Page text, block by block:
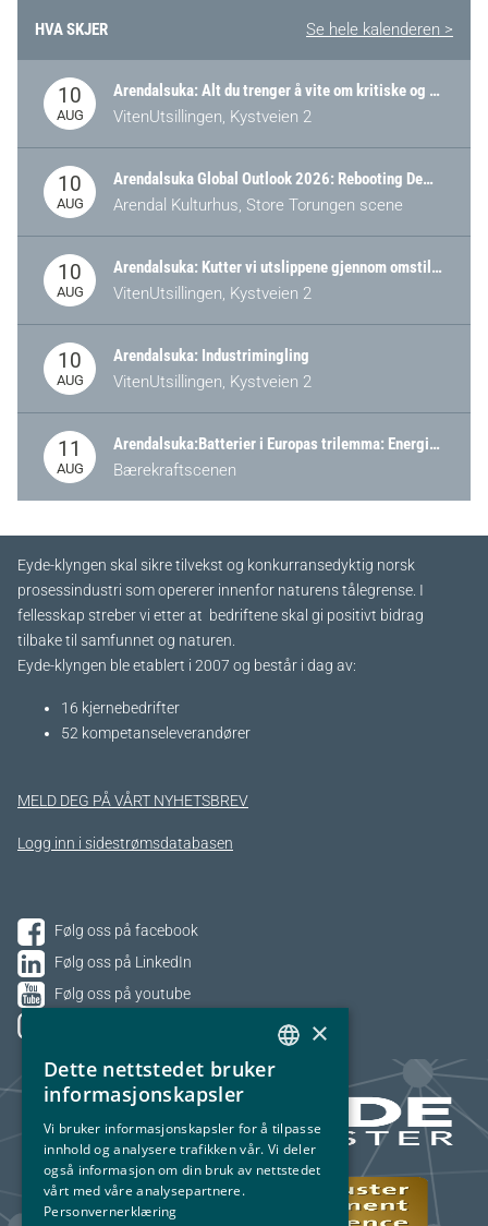
HVA SKJER Se hele kalenderen >
10
AUG
Arendalsuka: Alt du trenger å vite om kritiske og strategiske verdikjeder i Norge
VitenUtsillingen, Kystveien 2
10
AUG
Arendalsuka Global Outlook 2026: Rebooting Democracy for a New World Order
Arendal Kulturhus, Store Torungen scene
10
AUG
Arendalsuka: Kutter vi utslippene gjennom omstilling – eller tap av industri?
VitenUtsillingen, Kystveien 2
10
AUG
Arendalsuka: Industrimingling
VitenUtsillingen, Kystveien 2
11
AUG
Arendalsuka:Batterier i Europas trilemma: Energisikkerhet, konkurransekraft og bærekraft (Battery Norway-arrangement)
Bærekraftscenen
Eyde-klyngen skal sikre tilvekst og konkurransedyktig norsk
prosessindustri som opererer innenfor naturens tålegrense. I
fellesskap streber vi etter at bedriftene skal gi positivt bidrag
tilbake til samfunnet og naturen.
Eyde-klyngen ble etablert i 2007 og består i dag av:
16 kjernebedrifter​
52 kompetanseleverandører
MELD DEG PÅ VÅRT NYHETSBREV
Logg inn i sidestrømsdatabasen
Følg oss på facebook
Følg oss på LinkedIn
Følg oss på youtube
NORWEGIAN
×
Dette nettstedet bruker
informasjonskapsler
Vi bruker informasjonskapsler for å tilpasse
innhold og analysere trafikken vår. Vi deler
også informasjon om din bruk av nettstedet
vårt med våre analysepartnere.
Personvernerklæring